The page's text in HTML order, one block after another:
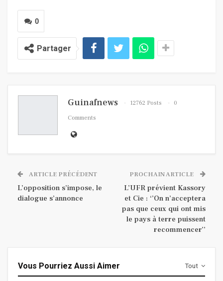
0
Partager
Guinafnews 12762 Posts
0
Comments
ARTICLE PRÉCÉDENT
L’opposition s’impose, le
dialogue s’annonce
PROCHAIN ARTICLE
L’UFR prévient Kassory
et Cie : ‘’On n’acceptera
pas que ceux qui ont mis
le pays à terre puissent
recommencer’’
Tout
Vous Pourriez Aussi Aimer